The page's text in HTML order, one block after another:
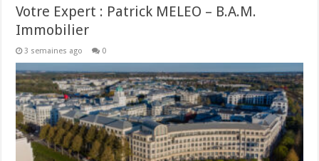
Votre Expert : Patrick MELEO – B.A.M.
Immobilier
3 semaines ago 0